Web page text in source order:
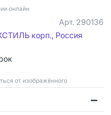
онлайн
Арт. 290136
корп., Россия
от изображённого